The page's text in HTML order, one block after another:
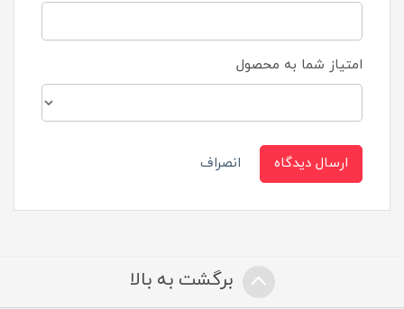
امتیاز شما به محصول
ارسال دیدگاه انصراف
برگشت به بالا